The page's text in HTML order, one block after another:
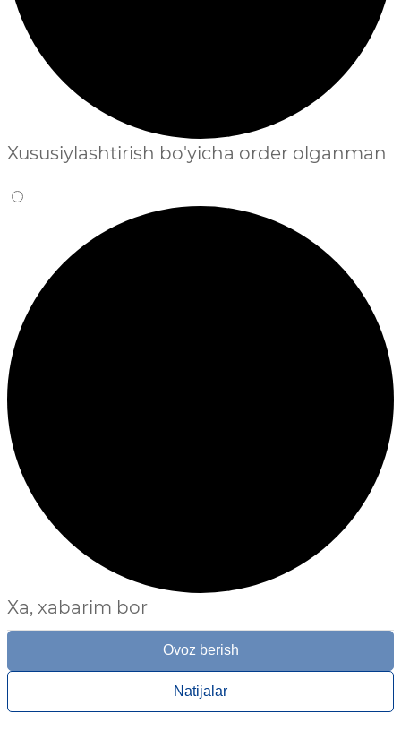
Xususiylashtirish bo'yicha order olganman
Xa, xabarim bor
Ovoz berish
Natijalar